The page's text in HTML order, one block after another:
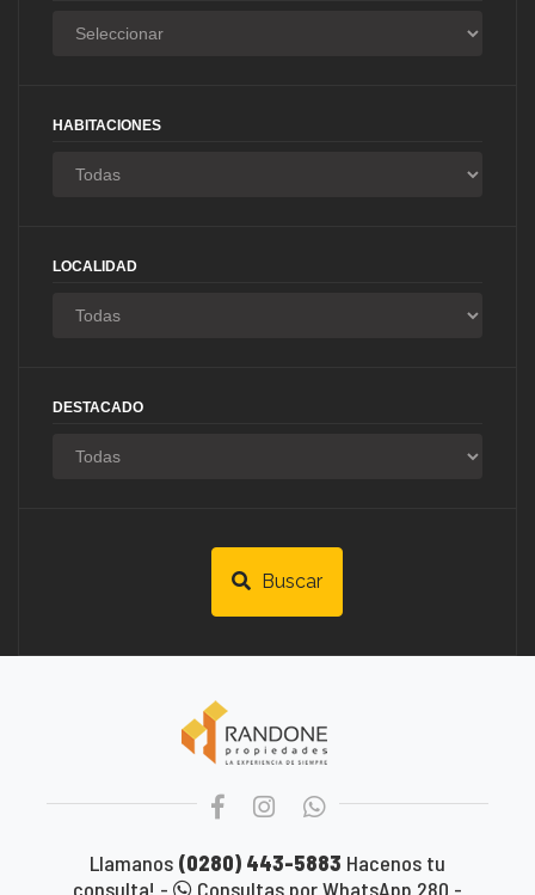
HABITACIONES
LOCALIDAD
DESTACADO
Buscar
Llamanos (0280) 443-5883 Hacenos tu
consulta! -
Consultas por WhatsApp 280 -